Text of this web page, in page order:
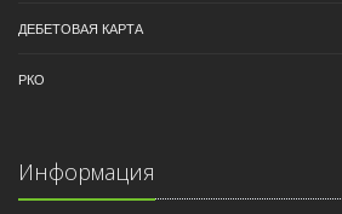
ДЕБЕТОВАЯ КАРТА
РКО
Информация